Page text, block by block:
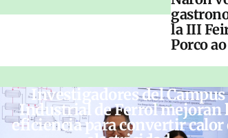
la III
Porco
Investigadores del Campus
Industrial de Ferrol mejoran
eficiencia para convertir calor